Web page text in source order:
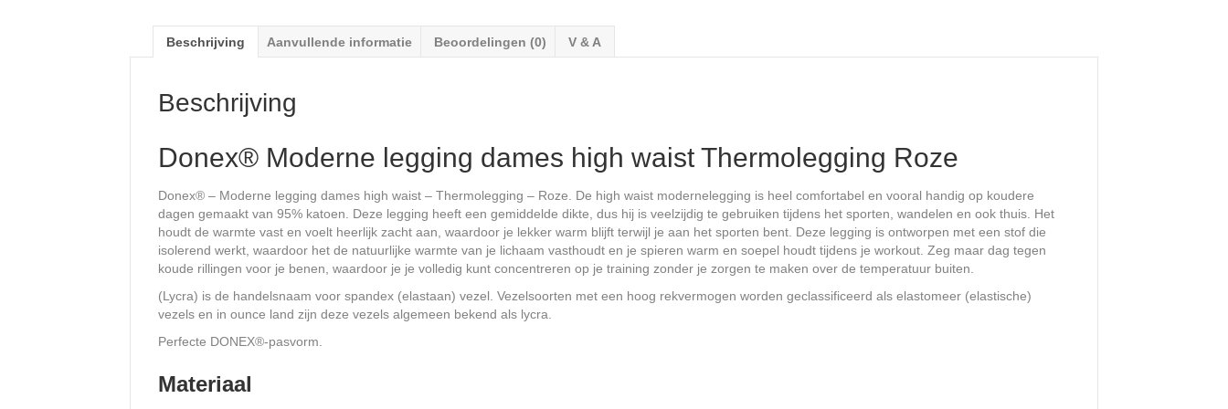
Beschrijving Aanvullende informatie Beoordelingen (0) V & A
Beschrijving
Donex® Moderne legging dames high waist Thermolegging Roze
Donex® – Moderne legging dames high waist – Thermolegging – Roze. De high waist modernelegging is heel comfortabel en vooral handig op koudere
dagen gemaakt van 95% katoen. Deze legging heeft een gemiddelde dikte, dus hij is veelzijdig te gebruiken tijdens het sporten, wandelen en ook thuis. Het
houdt de warmte vast en voelt heerlijk zacht aan, waardoor je lekker warm blijft terwijl je aan het sporten bent. Deze legging is ontworpen met een stof die
isolerend werkt, waardoor het de natuurlijke warmte van je lichaam vasthoudt en je spieren warm en soepel houdt tijdens je workout. Zeg maar dag tegen
koude rillingen voor je benen, waardoor je je volledig kunt concentreren op je training zonder je zorgen te maken over de temperatuur buiten.
(Lycra) is de handelsnaam voor spandex (elastaan) vezel. Vezelsoorten met een hoog rekvermogen worden geclassificeerd als elastomeer (elastische)
vezels en in ounce land zijn deze vezels algemeen bekend als lycra.
Perfecte DONEX®-pasvorm.
Materiaal